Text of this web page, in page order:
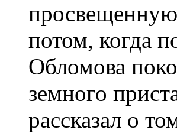
потом, когда
Обломова
земного
рассказал о